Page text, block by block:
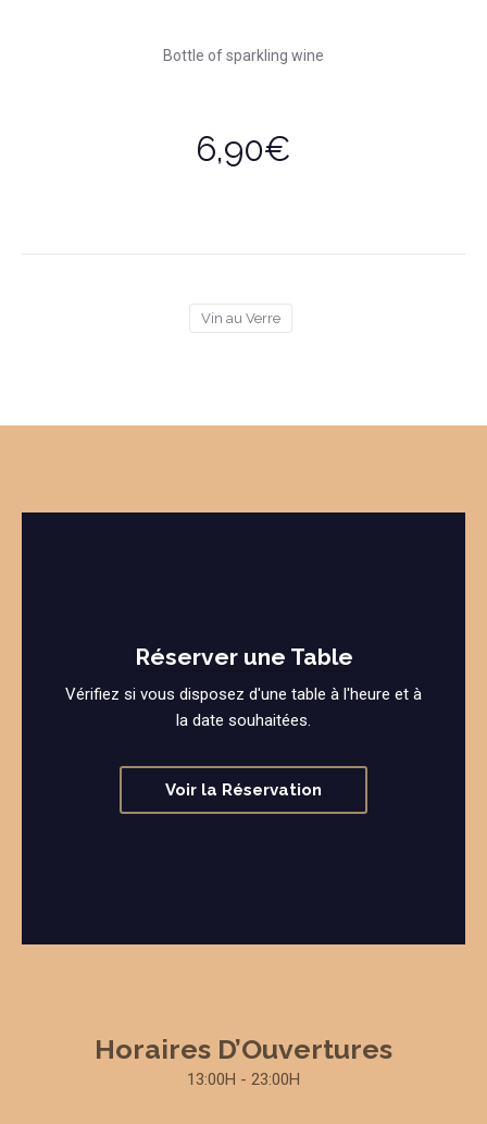
Bottle of sparkling wine
6,90€
Vin au Verre
Réserver une Table
Vérifiez si vous disposez d'une table à l'heure et à
la date souhaitées.
Voir la Réservation
Horaires D’Ouvertures
13:00H - 23:00H